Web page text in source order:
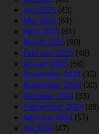
Juni 2025 (43)
Mei 2025 (61)
April 2025 (61)
Maret 2025 (90)
Februari 2025 (48)
Januari 2025 (58)
Desember 2024 (35)
November 2024 (30)
Oktober 2024 (33)
September 2024 (36)
Agustus 2024 (57)
Juli 2024 (47)